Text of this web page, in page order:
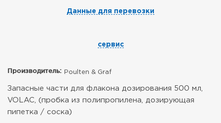
Данные для перевозки
сервис
Производитель: Poulten & Graf
Запасные части для флакона дозирования 500 мл,
VOLAC, (пробка из полипропилена, дозирующая
пипетка / соска)